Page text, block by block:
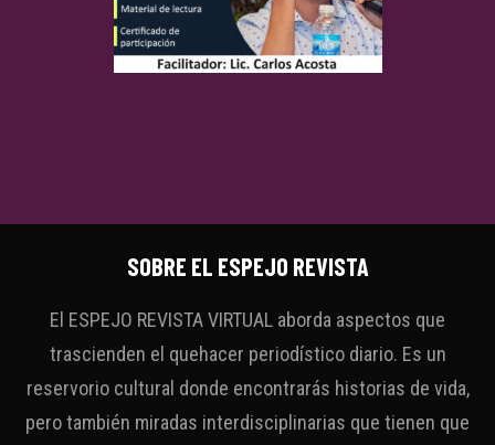
SOBRE EL ESPEJO REVISTA
El ESPEJO REVISTA VIRTUAL aborda aspectos que
trascienden el quehacer periodístico diario. Es un
reservorio cultural donde encontrarás historias de vida,
pero también miradas interdisciplinarias que tienen que